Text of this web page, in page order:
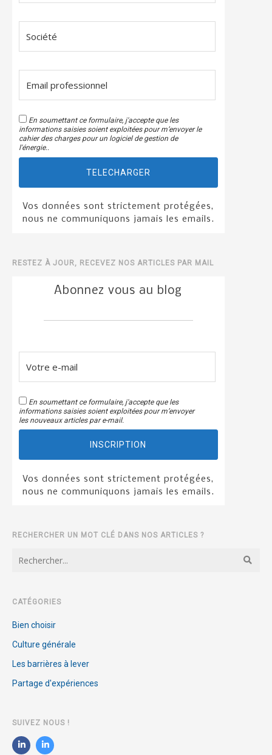
En soumettant ce formulaire, j'accepte que les
informations saisies soient exploitées pour m’envoyer le
cahier des charges pour un logiciel de gestion de
l'énergie..
TELECHARGER
Vos données sont strictement protégées,
nous ne communiquons jamais les emails.
RESTEZ À JOUR, RECEVEZ NOS ARTICLES PAR MAIL
Abonnez vous au blog
En soumettant ce formulaire, j'accepte que les
informations saisies soient exploitées pour m’envoyer
les nouveaux articles par e-mail.
INSCRIPTION
Vos données sont strictement protégées,
nous ne communiquons jamais les emails.
RECHERCHER UN MOT CLÉ DANS NOS ARTICLES ?
CATÉGORIES
Bien choisir
Culture générale
Les barrières à lever
Partage d'expériences
SUIVEZ NOUS !